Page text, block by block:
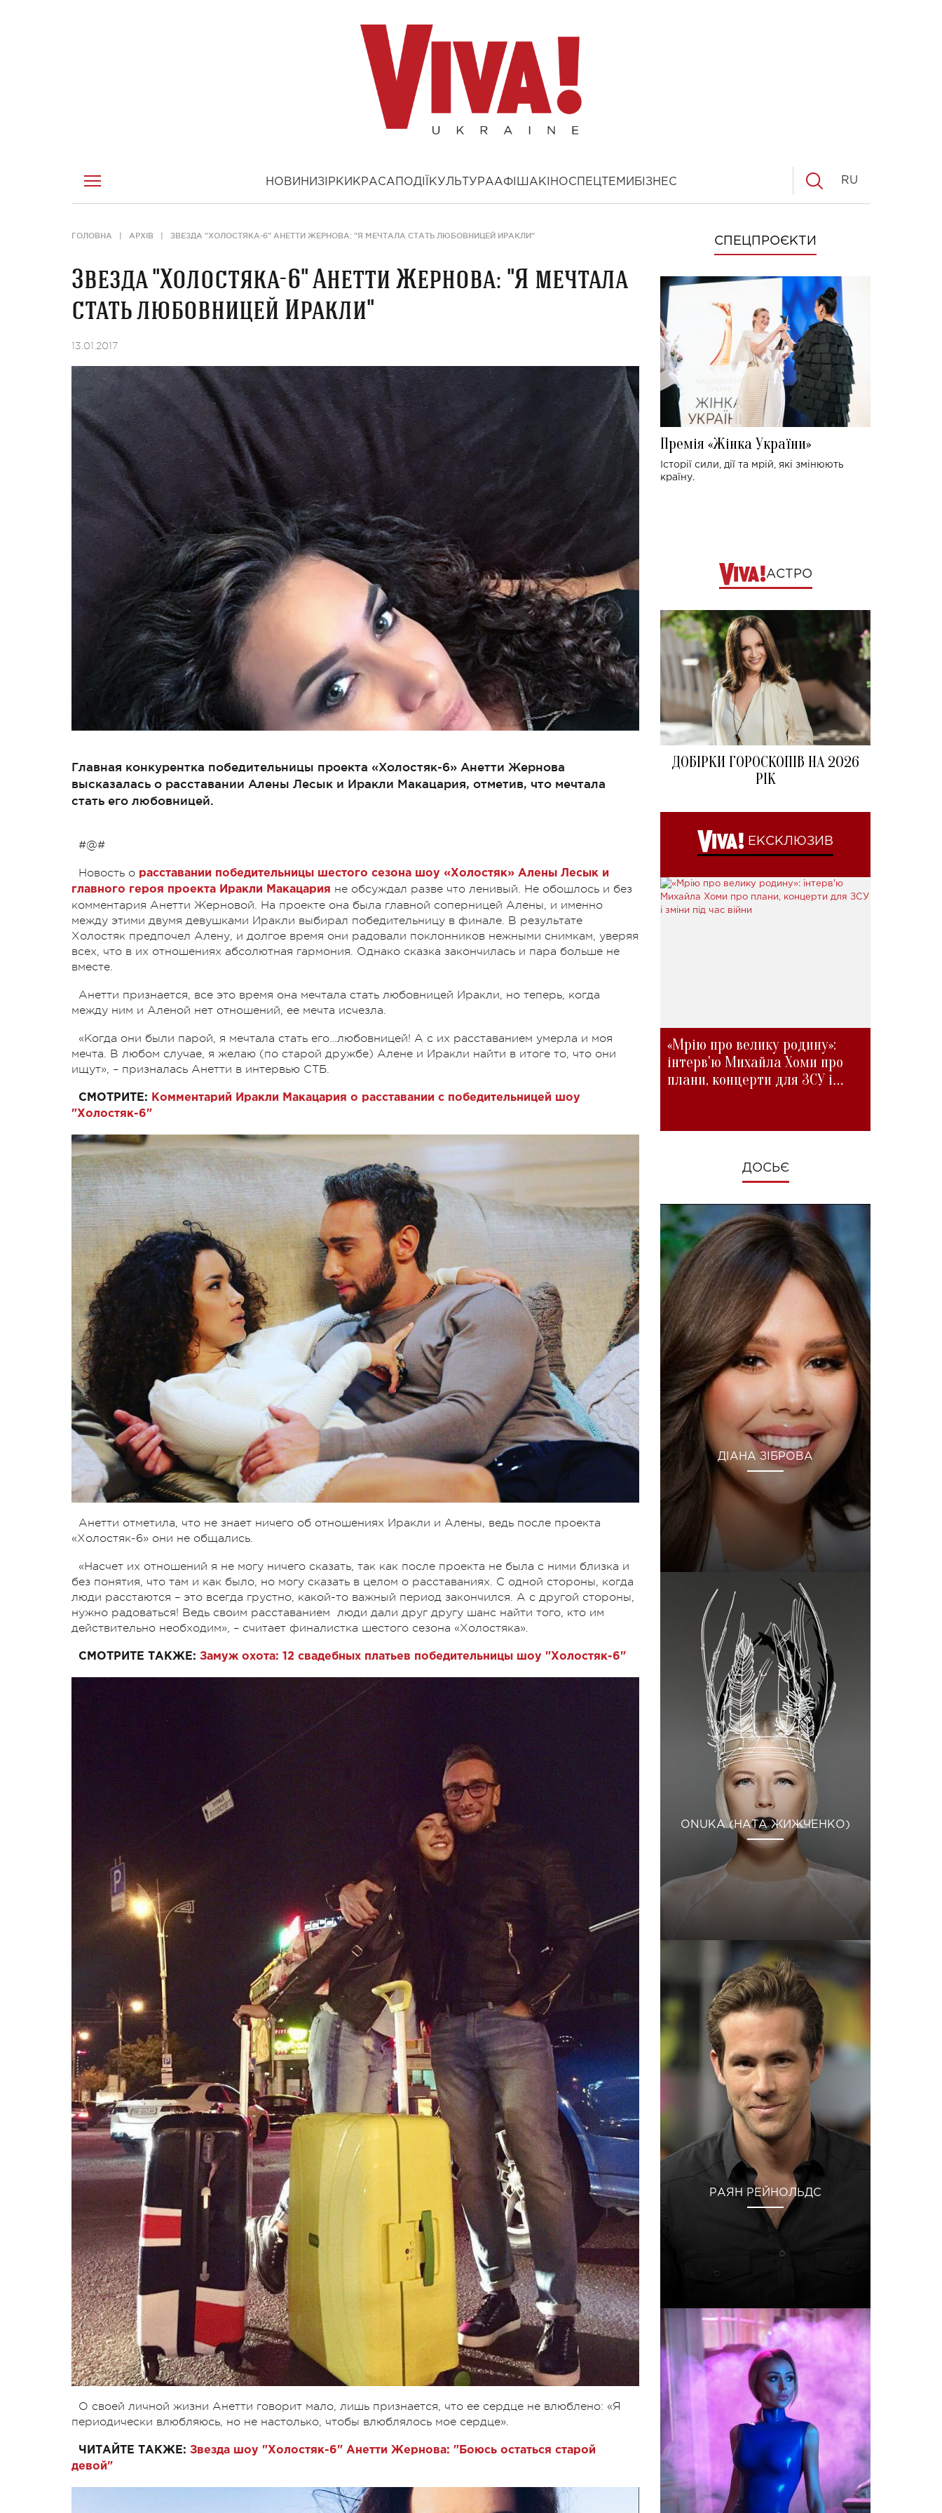
НОВИНИ ЗІРКИ КРАСА ПОДІЇ КУЛЬТУРААФІША КІНОСПЕЦТЕМИ БІЗНЕС RU
ГОЛОВНА АРХІВ ЗВЕЗДА "ХОЛОСТЯКА-6" АНЕТТИ ЖЕРНОВА: "Я МЕЧТАЛА СТАТЬ ЛЮБОВНИЦЕЙ ИРАКЛИ"
Звезда "Холостяка-6" Анетти Жернова: "Я мечтала
стать любовницей Иракли"
13.01.2017
Главная конкурентка победительницы проекта «Холостяк-6» Анетти Жернова
высказалась о расставании Алены Лесык и Иракли Макацария, отметив, что мечтала
стать его любовницей.
#@#
Новость о расставании победительницы шестого сезона шоу «Холостяк» Алены Лесык и
главного героя проекта Иракли Макацария не обсуждал разве что ленивый. Не обошлось и без
комментария Анетти Жерновой. На проекте она была главной соперницей Алены, и именно
между этими двумя девушками Иракли выбирал победительницу в финале. В результате
Холостяк предпочел Алену, и долгое время они радовали поклонников нежными снимкам, уверяя
всех, что в их отношениях абсолютная гармония. Однако сказка закончилась и пара больше не
вместе.
Анетти признается, все это время она мечтала стать любовницей Иракли, но теперь, когда
между ним и Аленой нет отношений, ее мечта исчезла.
«Когда они были парой, я мечтала стать его…любовницей! А с их расставанием умерла и моя
мечта. В любом случае, я желаю (по старой дружбе) Алене и Иракли найти в итоге то, что они
ищут», – призналась Анетти в интервью СТБ.
СМОТРИТЕ: Комментарий Иракли Макацария о расставании с победительницей шоу
"Холостяк-6"
Анетти отметила, что не знает ничего об отношениях Иракли и Алены, ведь после проекта
«Холостяк-6» они не общались.
«Насчет их отношений я не могу ничего сказать, так как после проекта не была с ними близка и
без понятия, что там и как было, но могу сказать в целом о расставаниях. С одной стороны, когда
люди расстаются – это всегда грустно, какой-то важный период закончился. А с другой стороны,
нужно радоваться! Ведь своим расставанием люди дали друг другу шанс найти того, кто им
действительно необходим», – считает финалистка шестого сезона «Холостяка».
СМОТРИТЕ ТАКЖЕ: Замуж охота: 12 свадебных платьев победительницы шоу "Холостяк-6"
О своей личной жизни Анетти говорит мало, лишь признается, что ее сердце не влюблено: «Я
периодически влюбляюсь, но не настолько, чтобы влюблялось мое сердце».
ЧИТАЙТЕ ТАКЖЕ: Звезда шоу "Холостяк-6" Анетти Жернова: "Боюсь остаться старой
девой"
СПЕЦПРОЄКТИ
Премія «Жінка України»
Історії сили, дії та мрій, які змінюють
країну.
АСТРО
ДОБІРКИ ГОРОСКОПІВ НА 2026
РІК
ЕКСКЛЮЗИВ
«Мрію про велику родину»:
інтерв'ю Михайла Хоми про
плани, концерти для ЗСУ і
ДОСЬЄ
ДІАНА ЗІБРОВА
ONUKA (НАТА ЖИЖЧЕНКО)
РАЯН РЕЙНОЛЬДС